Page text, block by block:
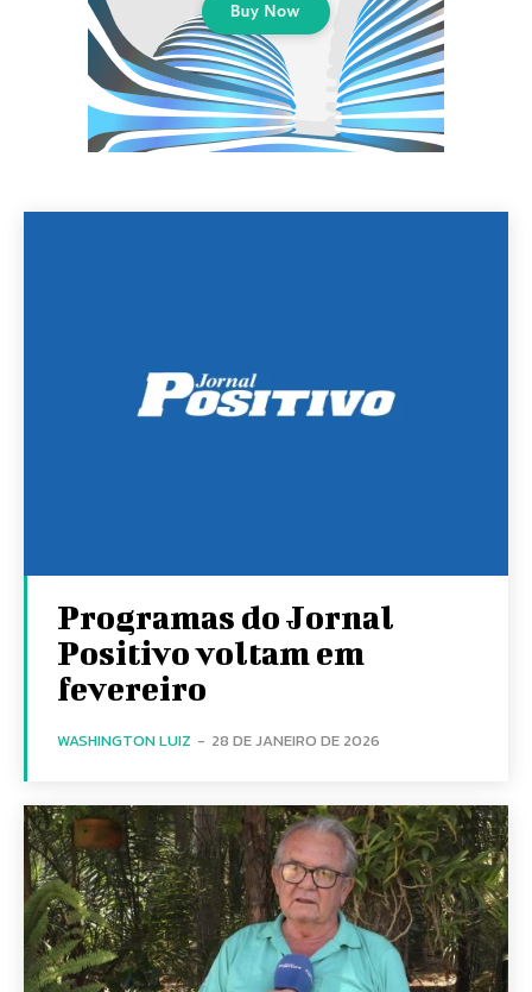
Programas do Jornal
Positivo voltam em
fevereiro
WASHINGTON LUIZ - 28 DE JANEIRO DE 2026